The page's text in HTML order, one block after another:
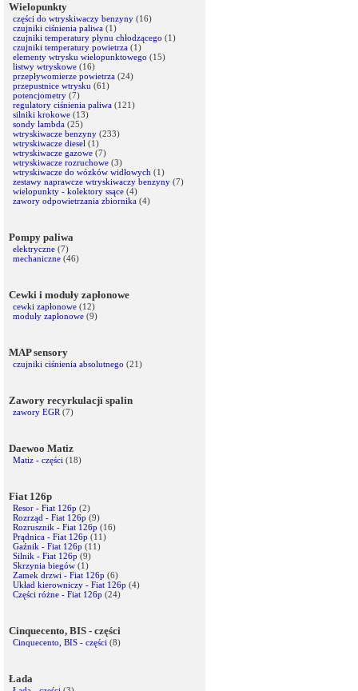
Wielopunkty
części do wtryskiwaczy benzyny (16)
czujniki ciśnienia paliwa (1)
czujniki temperatury płynu chłodzącego (1)
czujniki temperatury powietrza (1)
elementy wtrysku wielopunktowego (15)
listwy wtryskowe (16)
przepływomierze powietrza (24)
przepustnice wtrysku (61)
potencjometry (7)
regulatory ciśnienia paliwa (121)
silniki krokowe (13)
sondy lambda (25)
wtryskiwacze benzyny (233)
wtryskiwacze diesel (1)
wtryskiwacze gazowe (7)
wtryskiwacze rozruchowe (3)
wtryskiwacze do wózków widłowych (1)
zestawy naprawcze wtryskiwaczy benzyny (7)
wielopunkty - kolektory ssące (4)
zawory odpowietrzania zbiornika (4)
Pompy paliwa
elektryczne (7)
mechaniczne (46)
Cewki i moduły zapłonowe
cewki zapłonowe (12)
moduły zapłonowe (9)
MAP sensory
czujniki ciśnienia absolutnego (21)
Zawory recyrkulacji spalin
zawory EGR (7)
Daewoo Matiz
Matiz - części (18)
Fiat 126p
Resor - Fiat 126p (2)
Rozrząd - Fiat 126p (9)
Rozrusznik - Fiat 126p (16)
Prądnica - Fiat 126p (11)
Gaźnik - Fiat 126p (11)
Silnik - Fiat 126p (9)
Skrzynia biegów (1)
Zamek drzwi - Fiat 126p (6)
Układ kierowniczy - Fiat 126p (4)
Części różne - Fiat 126p (24)
Cinquecento, BIS - części
Cinquecento, BIS - części (8)
Łada